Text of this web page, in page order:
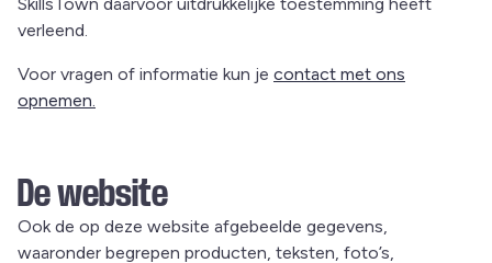
verleend.
Voor vragen of informatie kun je contact met ons
opnemen.
De website
Ook de op deze website afgebeelde gegevens,
waaronder begrepen producten, teksten, foto’s,